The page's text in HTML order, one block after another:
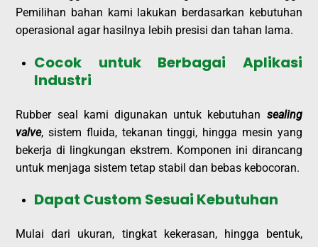
Pemilihan bahan kami lakukan berdasarkan kebutuhan
operasional agar hasilnya lebih presisi dan tahan lama.
Cocok untuk Berbagai Aplikasi
Industri
Rubber seal kami digunakan untuk kebutuhan sealing
valve, sistem fluida, tekanan tinggi, hingga mesin yang
bekerja di lingkungan ekstrem. Komponen ini dirancang
untuk menjaga sistem tetap stabil dan bebas kebocoran.
Dapat Custom Sesuai Kebutuhan
Mulai dari ukuran, tingkat kekerasan, hingga bentuk,